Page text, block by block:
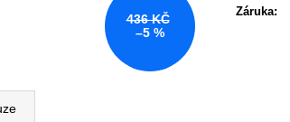
Záruka:
436 KČ
–5 %